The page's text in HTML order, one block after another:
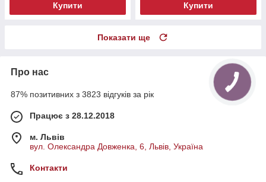
Купити Купити
Показати ще
Про нас
87% позитивних з 3823 відгуків за рік
Працює з 28.12.2018
м. Львів
вул. Олександра Довженка, 6, Львів, Україна
Контакти